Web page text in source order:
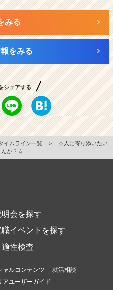
みる
をみる
シェアする
イムライン一覧 ＞
☆人に寄り添いたい
んか？☆
明会を探す
職イベントを探す
適性検査
ャルコンテンツ
就活相談
アユーザーガイド